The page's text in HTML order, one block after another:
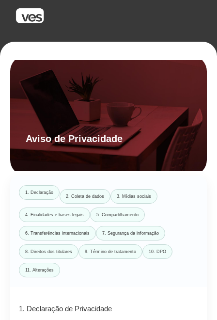
Aviso de Privacidade
1. Declaração
2. Coleta de dados
3. Mídias sociais
4. Finalidades e bases legais 5. Compartilhamento
6. Transferências internacionais 7. Segurança da informação
8. Direitos dos titulares 9. Término de tratamento 10. DPO
11. Alterações
1. Declaração de Privacidade